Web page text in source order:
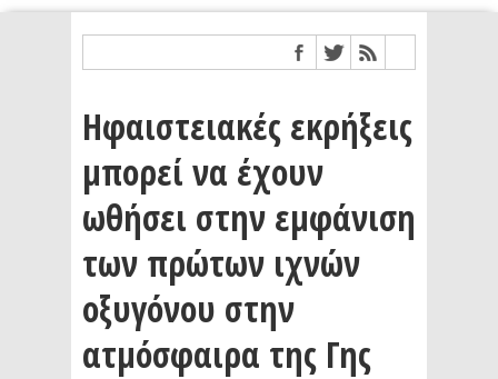
Ηφαιστειακές εκρήξεις
μπορεί να έχουν
ωθήσει στην εμφάνιση
των πρώτων ιχνών
οξυγόνου στην
ατμόσφαιρα της Γης